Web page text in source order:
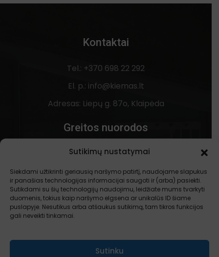
Sutikimų nustatymai
Siekdami užtikrinti geriausią naršymo patirtį, naudojame slapukus
ir panašias technologijas informacijai saugoti ir (arba) pasiekti.
Sutikdami su šių technologijų naudojimu, leidžiate mums tvarkyti
duomenis, tokius kaip naršymo elgsena ar unikalūs ID šiame
puslapyje. Nesutikus arba atšaukus sutikimą, tam tikros funkcijos
gali neveikti tinkamai.
Sutinku
Kontaktai
Tel.: +370 698 22 292
El. p.: info@kiemas.lt
Adresas: Liepų g. 87o, Klaipėda
Greitos nuorodos
Apie mus
Kontaktai
Privatumo politika
Facebook